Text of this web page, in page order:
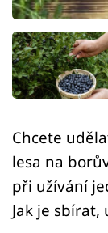
Sledujte nás
Chcete
lesa na
při užívání
Jak je sbírat,